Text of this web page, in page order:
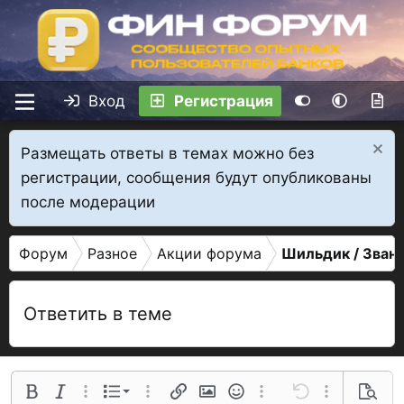
Вход Регистрация
Размещать ответы в темах можно без
регистрации, сообщения будут опубликованы
после модерации
Форум Разное Акции форума Шильдик /
Ответить в теме
Полужирный
КурсивДополнительные параметры...
Список
Нумерованный список
Дополнительные параметры...
СсылкаИзображение
СмайлыДополнительные
Отменить